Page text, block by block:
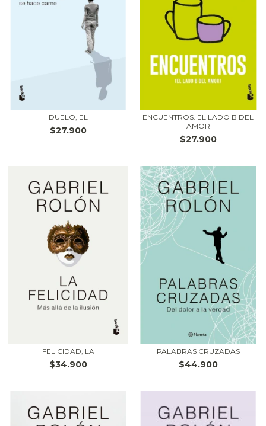
DUELO, EL
$27.900
ENCUENTROS. EL LADO B DEL
AMOR
$27.900
FELICIDAD, LA
$34.900
PALABRAS CRUZADAS
$44.900